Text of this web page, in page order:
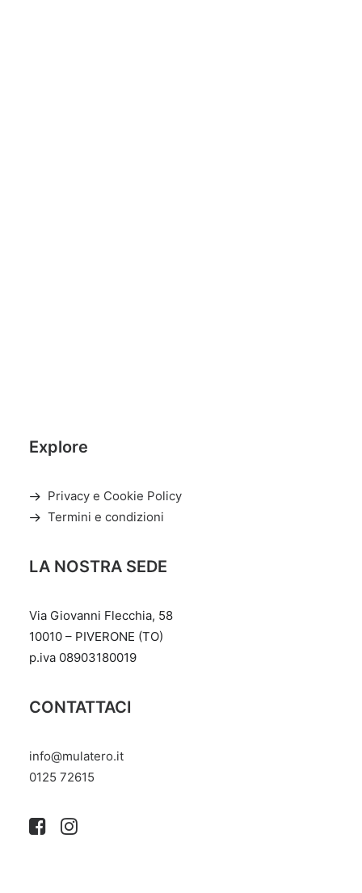
Explore
Privacy e Cookie Policy
Termini e condizioni
LA NOSTRA SEDE
Via Giovanni Flecchia, 58
10010 – PIVERONE (TO)
p.iva 08903180019
CONTATTACI
info@mulatero.it
‭0125 72615‬